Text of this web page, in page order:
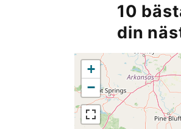
10
din
+
−